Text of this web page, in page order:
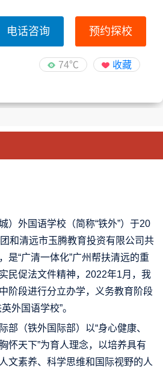
电话咨询 预约探校
74℃ 收藏
）外国语学校（简称“铁外”）于20
和清远市玉腾教育投资有限公司共
是“广清一体化”广州帮扶清远的重
民促法文件精神，2022年1月，我
阶段进行分立办学，义务教育阶段
外国语学校”。
部（铁外国际部）以“身心健康、
怀天下”为育人理念，以培养具有
文素养、科学思维和国际视野的人